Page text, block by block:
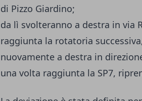
di Pizzo Giardino;
da lì svolteranno a destra in via
raggiunta la rotatoria
nuovamente a destra in
una volta raggiunta la SP7,